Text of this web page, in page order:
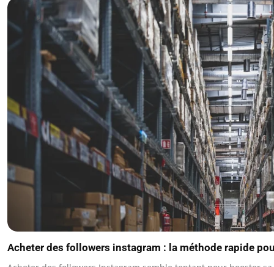
Acheter des followers instagram : la méthode rapide